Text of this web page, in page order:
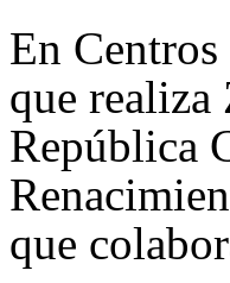
En
que realiza
República
que